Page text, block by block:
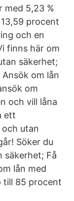
med 5,23 %
procent
och en
finns här om
säkerhet;
om lån
om
och vill låna
ett
utan
Söker du
säkerhet; Få
lån med
till 85 procent